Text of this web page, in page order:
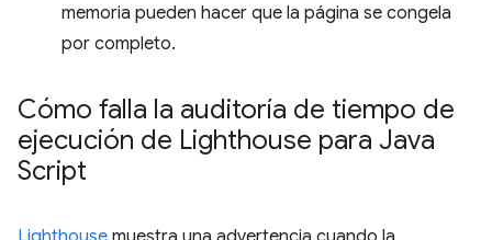
memoria pueden hacer que la página se congela
por completo.
Cómo falla la auditoría de tiempo de
ejecución de Lighthouse para Java
Script